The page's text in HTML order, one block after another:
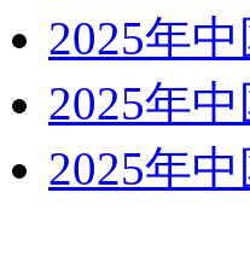
2025年
2025年
2025年